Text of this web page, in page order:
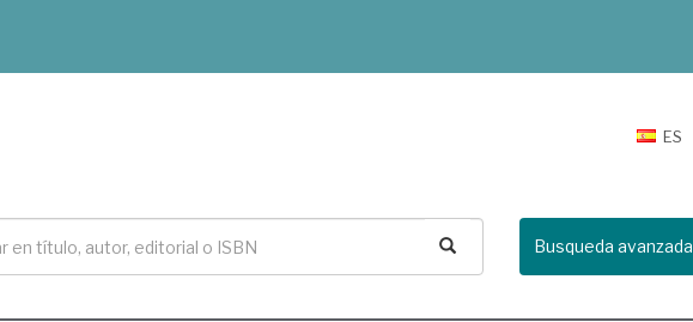
ES
Busqueda avanzada